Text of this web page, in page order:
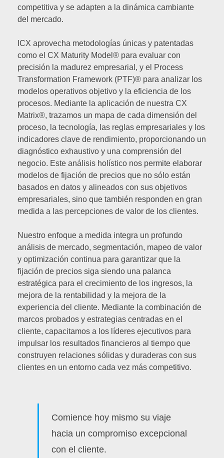
competitiva y se adapten a la dinámica cambiante
del mercado.
ICX aprovecha metodologías únicas y patentadas
como el CX Maturity Model® para evaluar con
precisión la madurez empresarial, y el Process
Transformation Framework (PTF)® para analizar los
modelos operativos objetivo y la eficiencia de los
procesos. Mediante la aplicación de nuestra CX
Matrix®, trazamos un mapa de cada dimensión del
proceso, la tecnología, las reglas empresariales y los
indicadores clave de rendimiento, proporcionando un
diagnóstico exhaustivo y una comprensión del
negocio. Este análisis holístico nos permite elaborar
modelos de fijación de precios que no sólo están
basados en datos y alineados con sus objetivos
empresariales, sino que también responden en gran
medida a las percepciones de valor de los clientes.
Nuestro enfoque a medida integra un profundo
análisis de mercado, segmentación, mapeo de valor
y optimización continua para garantizar que la
fijación de precios siga siendo una palanca
estratégica para el crecimiento de los ingresos, la
mejora de la rentabilidad y la mejora de la
experiencia del cliente. Mediante la combinación de
marcos probados y estrategias centradas en el
cliente, capacitamos a los líderes ejecutivos para
impulsar los resultados financieros al tiempo que
construyen relaciones sólidas y duraderas con sus
clientes en un entorno cada vez más competitivo.
Comience hoy mismo su viaje
hacia un compromiso excepcional
con el cliente.